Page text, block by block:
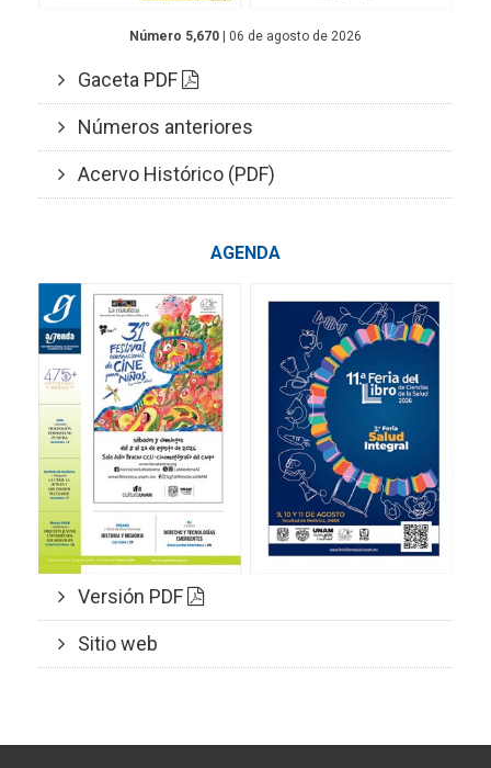
Número 5,670 | 06 de agosto de 2026
Gaceta PDF
Números anteriores
Acervo Histórico (PDF)
AGENDA
Versión PDF
Sitio web